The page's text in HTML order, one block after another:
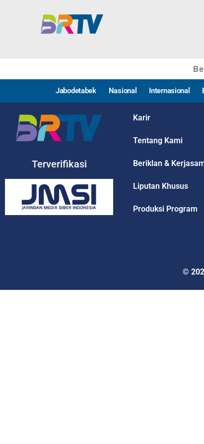
Jabodetabek Nasional Internasional
Terverifikasi
Karir
Tentang Kami
Beriklan &
Liputan Khusus
Produksi Program
©